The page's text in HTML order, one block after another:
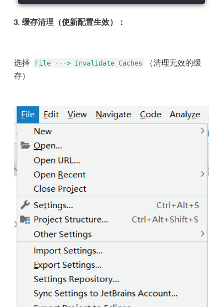
3. 缓存清理（使新配置生效）：
选择 File ---> Invalidate Caches
（清理无效的缓
存）